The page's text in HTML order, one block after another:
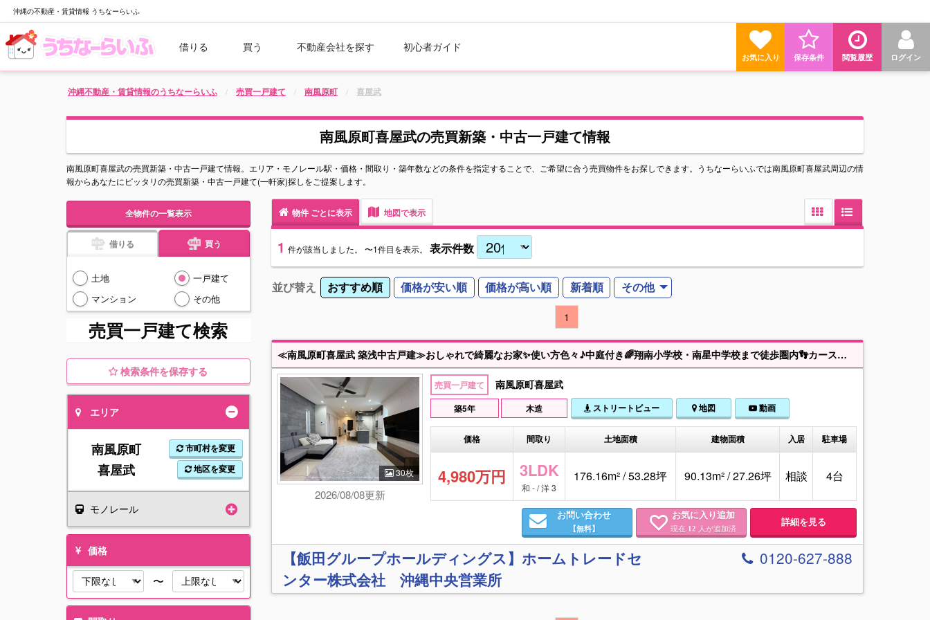
沖縄の不動産・賃貸情報 うちなーらいふ
借りる 買う 不動産会社を探す 初心者ガイド
ログイン
閲覧履歴
保存条件
お気に入り
沖縄不動産・賃貸情報のうちなーらいふ 売買一戸建て 南風原町 喜屋武
南風原町喜屋武の売買新築・中古一戸建て情報
南風原町喜屋武の売買新築・中古一戸建て情報。エリア・モノレール駅・価格・間取り・築年数などの条件を指定することで、ご希望に合う売買物件をお探しできます。うちなーらいふでは南風原町喜屋武周辺の情
報からあなたにピッタリの売買新築・中古一戸建て(一軒家)探しをご提案します。
全物件の一覧表示
借りる 買う
土地
一戸建て
マンション
その他
売買一戸建て検索
検索条件を保存する
エリア
南風原町 市町村を変更
喜屋武 地区を変更
モノレール
価格
〜
物件ごとに表示 地図で表示
1 件が該当しました。 〜1件目を表示。 表示件数
並び替え おすすめ順 価格が安い順 価格が高い順 新着順 その他
1
≪南風原町喜屋武 築浅中古戸建≫おしゃれで綺麗なお家✨使い方色々♪中庭付き🌈翔南小学校・南星中学校まで徒歩圏内👣カースペース4台🚙イオン南風原車6分🏬内覧予約受付中です！お気軽にお問合せください😊
30枚
2026/08/08更新
売買一戸建て 南風原町喜屋武
築5年 木造 ストリートビュー 地図 動画
価格 間取り 土地面積 建物面積 入居 駐車場
4,980万円 3LDK
和 - / 洋 3
176.16m² / 53.28坪 90.13m² / 27.26坪 相談 4台
お問い合わせ
【無料】
お気に入り追加
現在 12 人が追加済 詳細を見る
【飯田グループホールディングス】ホームトレードセ
ンター株式会社 沖縄中央営業所
0120-627-888